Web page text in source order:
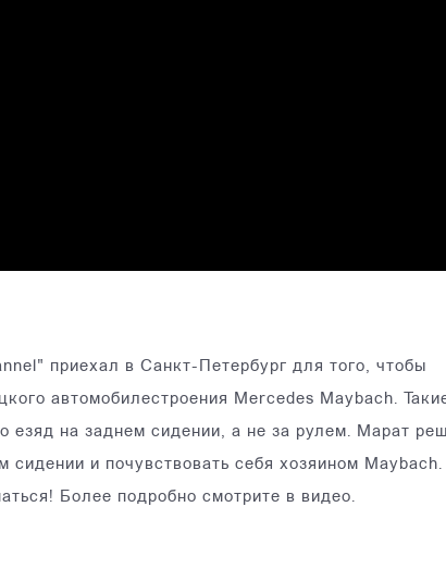
приехал в Санкт-Петербург для того, чтобы
автомобилестроения Mercedes Maybach.
езяд на заднем сидении, а не за рулем. Марат
сидении и почувствовать себя хозяином
Более подробно смотрите в видео.